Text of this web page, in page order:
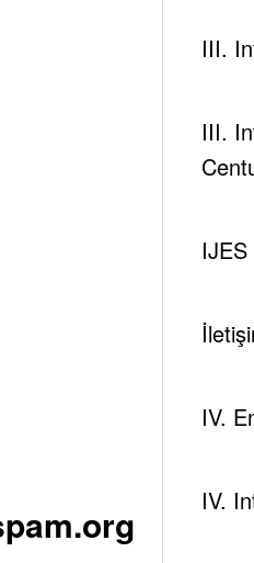
III.
III.
IJES
IV.
IV.